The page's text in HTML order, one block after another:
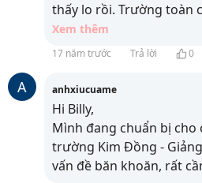
thấy lo rồi. Trường toàn
Xem thêm
17 năm trước Trả lời 0
A anhxiucuame
Hi Billy,
Mình đang chuẩn bị cho
trường Kim Đồng -
vấn đề băn khoăn, rất